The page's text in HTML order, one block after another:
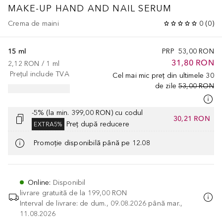
MAKE-UP HAND AND NAIL SERUM
Crema de maini 0 (0)
PRP 53,00 RON
31,80 RON
Cel mai mic preț din ultimele 30
de zile 53,00 RON
15 ml
2,12 RON / 1 ml
Prețul include TVA
-5% (la min. 399,00 RON) cu codul
EXTRA5% Preț după reducere
30,21 RON
Promoție disponibilă până pe 12.08
Online: Disponibil
livrare gratuită de la 199,00 RON
Interval de livrare: de dum., 09.08.2026 până mar.,
11.08.2026